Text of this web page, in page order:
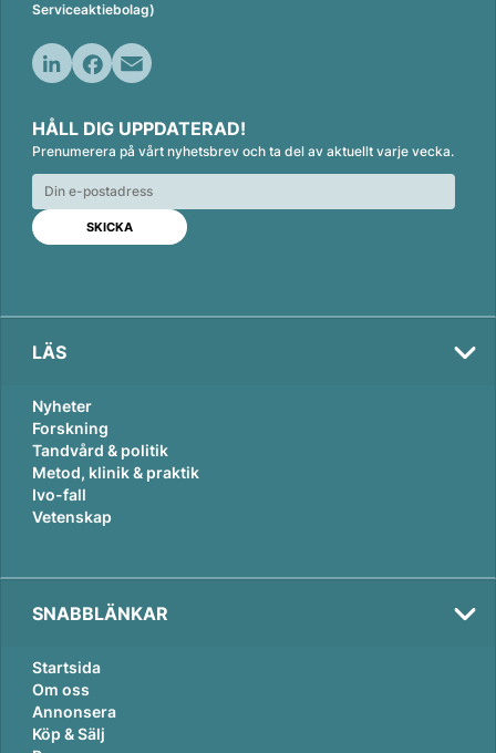
Serviceaktiebolag)
n
k
e
d
n
c
e
b
o
o
k
a
i
l
HÅLL DIG UPPDATERAD!
Prenumerera på vårt nyhetsbrev och ta del av aktuellt varje vecka.
LÄS
Nyheter
Forskning
Tandvård & politik
Metod, klinik & praktik
Ivo-fall
Vetenskap
SNABBLÄNKAR
Startsida
Om oss
Annonsera
Köp & Sälj